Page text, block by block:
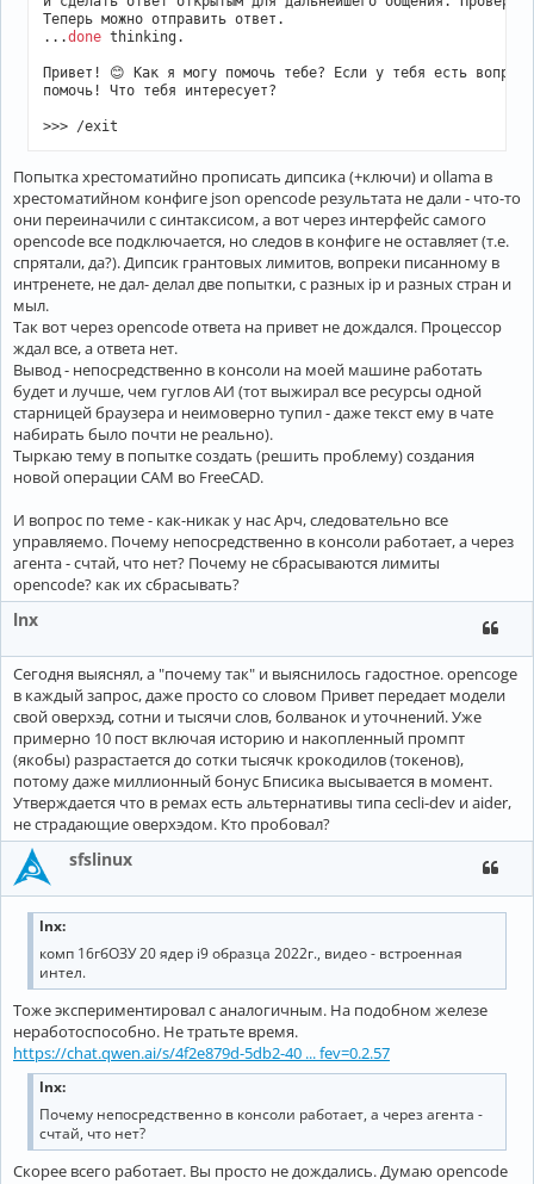
Теперь можно отправить ответ.
...done thinking.
Привет! 😊 Как я могу помочь тебе? Если у тебя есть
помочь! Что тебя интересует?
Попытка хрестоматийно прописать дипсика (+ключи) и ollama в
хрестоматийном конфиге json opencode результата не дали - что-то
они переиначили с синтаксисом, а вот через интерфейс самого
opencode все подключается, но следов в конфиге не оставляет (т.е.
спрятали, да?). Дипсик грантовых лимитов, вопреки писанному в
интренете, не дал- делал две попытки, с разных ip и разных стран и
мыл.
Так вот через opencode ответа на привет не дождался. Процессор
ждал все, а ответа нет.
Вывод - непосредственно в консоли на моей машине работать
будет и лучше, чем гуглов АИ (тот выжирал все ресурсы одной
старницей браузера и неимоверно тупил - даже текст ему в чате
набирать было почти не реально).
Тыркаю тему в попытке создать (решить проблему) создания
новой операции CAM во FreeCAD.
И вопрос по теме - как-никак у нас Арч, следовательно все
управляемо. Почему непосредственно в консоли работает, а через
агента - счтай, что нет? Почему не сбрасываются лимиты
opencode? как их сбрасывать?
lnx
Сегодня выяснял, а "почему так" и выяснилось гадостное. opencoge
в каждый запрос, даже просто со словом Привет передает модели
свой оверхэд, сотни и тысячи слов, болванок и уточнений. Уже
примерно 10 пост включая историю и накопленный промпт
(якобы) разрастается до сотки тысячк крокодилов (токенов),
потому даже миллионный бонус Бписика высывается в момент.
Утверждается что в ремах есть альтернативы типа cecli-dev и aider,
не страдающие оверхэдом. Кто пробовал?
sfslinux
lnx:
комп 16гбОЗУ 20 ядер i9 образца 2022г., видео - встроенная
интел.
Тоже экспериментировал с аналогичным. На подобном железе
неработоспособно. Не тратьте время.
https://chat.qwen.ai/s/4f2e879d-5db2-40 ... fev=0.2.57
lnx:
Почему непосредственно в консоли работает, а через агента -
счтай, что нет?
Скорее всего работает. Вы просто не дождались. Думаю opencode